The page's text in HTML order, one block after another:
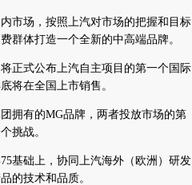
场，按照上汽对市场的把握和目标
群体打造一个全新的中高端品牌。
式公布上汽自主项目的第一个国际
将在全国上市销售。
有的MG品牌，两者投放市场的第
挑战。
础上，协同上汽海外（欧洲）研发
的技术和品质。